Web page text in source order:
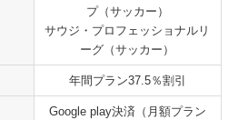
プ（サッカー）
サウジ・プロフェッショナルリ
ーグ（サッカー）
年間プラン37.5％割引
Google play決済（月額プラン